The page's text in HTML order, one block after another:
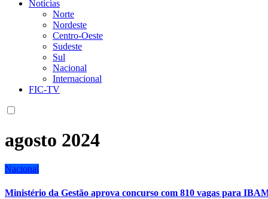
Notícias
Norte
Nordeste
Centro-Oeste
Sudeste
Sul
Nacional
Internacional
FIC-TV
agosto 2024
Nacional
Ministério da Gestão aprova concurso com 810 vagas para